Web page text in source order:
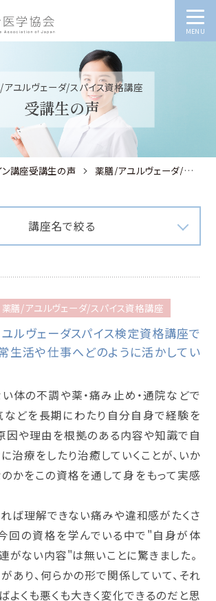
MENU
ユルヴェーダ/スパイス資格講座
受講生の声
ン講座受講生の声 薬膳/アユルヴェーダ/スパイス資格講座
講座名で絞る
薬膳/アユルヴェーダ/スパイス資格講座
ルヴェーダスパイス検定資格講座で
生活や仕事へどのように活かしてい
体の不調や薬・痛み止め・通院などで
どを長期にわたり自分自身で経験を
因や理由を根拠のある内容や知識で自
治療をしたり治癒していくことが、いか
かをこの資格を通して身をもって実感
ば理解できない痛みや違和感がたくさ
回の資格を学んでいる中で"自身が体
がない内容"は無いことに驚きました。
あり、何らかの形で関係していて、それ
よくも悪くも大きく変化できるのだと思